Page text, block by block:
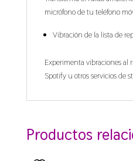
micrófono de tu teléfono
Vibración de la lista de
Experimenta vibraciones al
Spotify u otros servicios de
Productos